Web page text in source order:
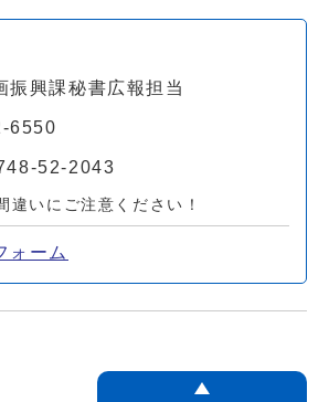
振興課秘書広報担当
6550
52-2043
違いにご注意ください！
ォーム